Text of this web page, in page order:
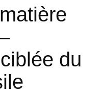
du